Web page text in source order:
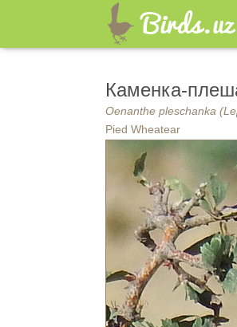
Каменка-
Oenanthe pleschanka
Pied Wheatear